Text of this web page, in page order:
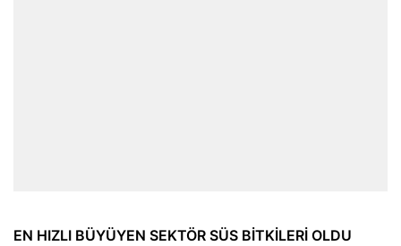
EN HIZLI BÜYÜYEN SEKTÖR SÜS BİTKİLERİ OLDU